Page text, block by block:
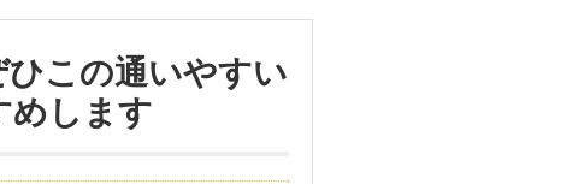
この通いやすい
めします